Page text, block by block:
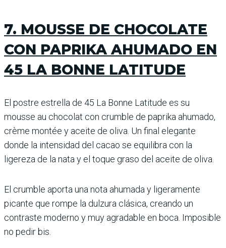
7. MOUSSE DE CHOCOLATE
CON PAPRIKA AHUMADO EN
45 LA BONNE LATITUDE
El postre estrella de 45 La Bonne Latitude es su
mousse au chocolat con crumble de paprika ahumado,
crème montée y aceite de oliva. Un final elegante
donde la intensidad del cacao se equilibra con la
ligereza de la nata y el toque graso del aceite de oliva.
El crumble aporta una nota ahumada y ligeramente
picante que rompe la dulzura clásica, creando un
contraste moderno y muy agradable en boca. Imposible
no pedir bis.